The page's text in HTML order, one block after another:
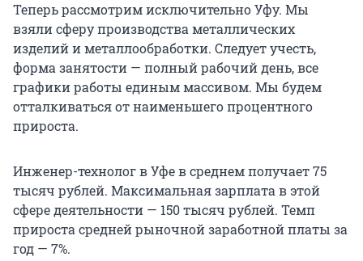
Теперь рассмотрим исключительно Уфу. Мы
взяли сферу производства металлических
изделий и металлообработки. Следует учесть,
форма занятости — полный рабочий день, все
графики работы единым массивом. Мы будем
отталкиваться от наименьшего процентного
прироста.
Инженер-технолог в Уфе в среднем получает 75
тысяч рублей. Максимальная зарплата в этой
сфере деятельности — 150 тысяч рублей. Темп
прироста средней рыночной заработной платы за
год — 7%.